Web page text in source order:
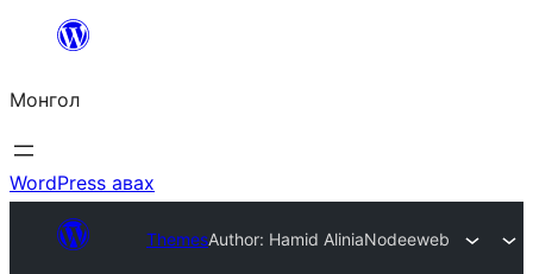
Агуулга
алгасах
Монгол
WordPress авах
ThemesAuthor: Hamid AliniaNodeeweb